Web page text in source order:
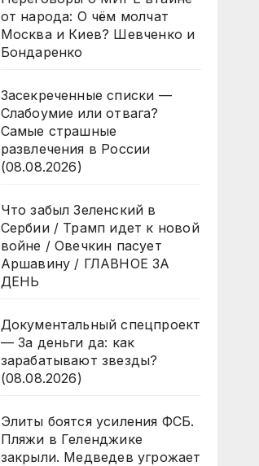
от народа: О чём молчат
Москва и Киев? Шевченко и
Бондаренко
Засекреченные списки —
Слабоумие или отвага?
Самые страшные
развлечения в России
(08.08.2026)
Что забыл Зеленский в
Сербии / Трамп идет к новой
войне / Овечкин пасует
Аршавину / ГЛАВНОЕ ЗА
ДЕНЬ
Документальный спецпроект
— За деньги да: как
зарабатывают звезды?
(08.08.2026)
Элиты боятся усиления ФСБ.
Пляжи в Геленджике
закрыли. Медведев угрожает